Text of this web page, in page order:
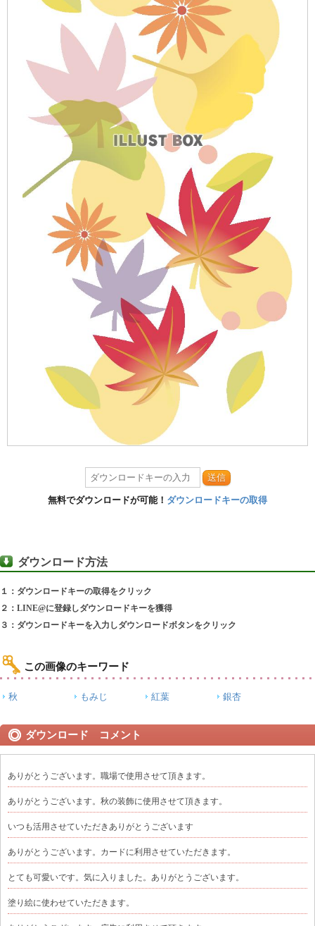
送信
無料でダウンロードが可能！ ダウンロードキーの取得
ダウンロード方法
１：ダウンロードキーの取得をクリック
２：LINE@に登録しダウンロードキーを獲得
３：ダウンロードキーを入力しダウンロードボタンをクリック
この画像のキーワード
秋 もみじ 紅葉 銀杏
ダウンロード コメント
ありがとうございます。職場で使用させて頂きます。
ありがとうございます。秋の装飾に使用させて頂きます。
いつも活用させていただきありがとうございます
ありがとうございます。カードに利用させていただきます。
とても可愛いです。気に入りました。ありがとうございます。
塗り絵に使わせていただきます。